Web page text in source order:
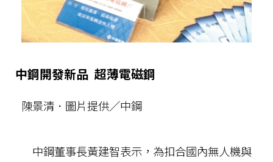
中鋼開發新品 超薄電磁鋼
陳景清．圖片提供／中鋼
中鋼董事長黃建智表示，為扣合國內無人機與